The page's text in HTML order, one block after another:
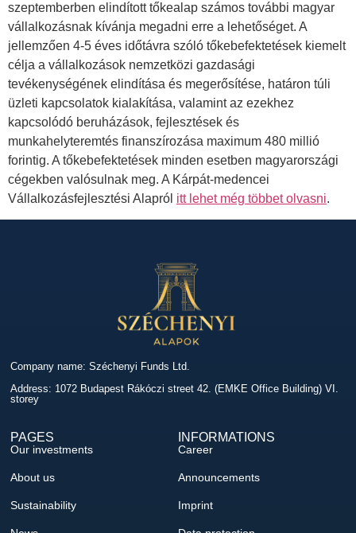
szeptemberben elindított tőkealap számos további magyar
vállalkozásnak kívánja megadni erre a lehetőséget. A
jellemzően 4-5 éves időtávra szóló tőkebefektetések kiemelt
célja a vállalkozások nemzetközi gazdasági
tevékenységének elindítása és megerősítése, határon túli
üzleti kapcsolatok kialakítása, valamint az ezekhez
kapcsolódó beruházások, fejlesztések és
munkahelyteremtés finanszírozása maximum 480 millió
forintig. A tőkebefektetések minden esetben magyarországi
cégekben valósulnak meg. A Kárpát-medencei
Vállalkozásfejlesztési Alapról itt lehet még többet olvasni.
Company name: Széchenyi Funds Ltd.
Address: 1072 Budapest Rákóczi street 42. (EMKE Office Building) VI.
storey
PAGES
Our investments
About us
Sustainability
INFORMATIONS
Career
Announcements
Imprint